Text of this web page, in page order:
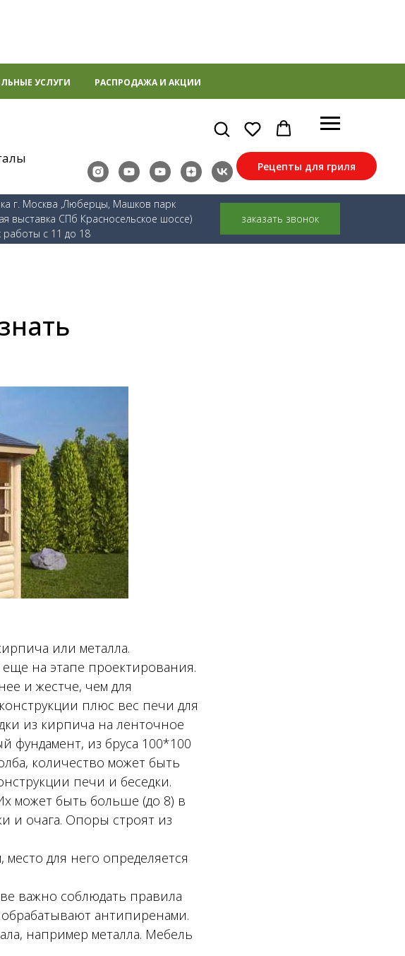
УСЛУГИ РАСПРОДАЖА И АКЦИИ
Рецепты для гриля
г. Москва ,Люберцы, Машков парк
выставка СПб Красносельское шоссе)
работы с 11 до 18
заказать звонок
или металла.
на этапе проектирования.
и жестче, чем для
плюс вес печи для
из кирпича на ленточное
фундамент, из бруса 100*100
количество может быть
печи и беседки.
может быть больше (до 8) в
и очага. Опоры строят из
для него определяется
важно соблюдать правила
обрабатывают антипиренами.
например металла. Мебель